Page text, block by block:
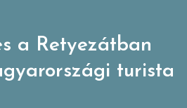
a Retyezátban
turista